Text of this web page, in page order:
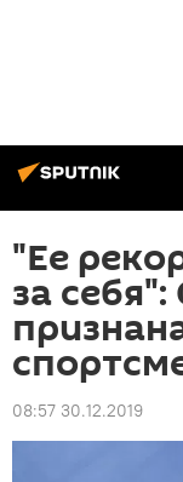
"Ее
за
08:57 30.12.2019